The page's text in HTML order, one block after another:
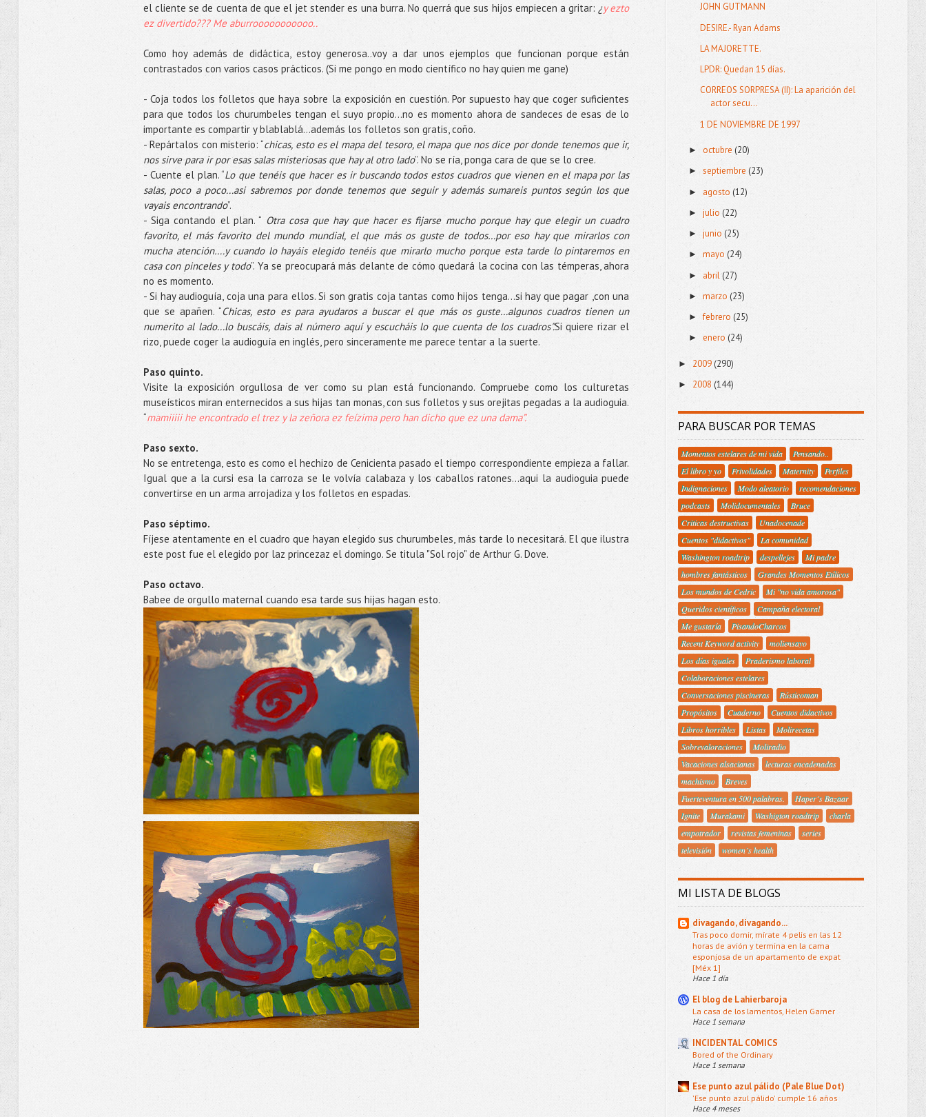
el cliente se de cuenta de que el jet stender es una burra. No querrá que sus hijos empiecen a gritar:¿y ezto
ez divertido??? Me aburrooooooooooo..
Como hoy además de didáctica, estoy generosa..voy a dar unos ejemplos que funcionan porque están
contrastados con varios casos prácticos. (Si me pongo en modo científico no hay quien me gane)
- Coja todos los folletos que haya sobre la exposición en cuestión. Por supuesto hay que coger suficientes
para que todos los churumbeles tengan el suyo propio…no es momento ahora de sandeces de esas de lo
importante es compartir y blablablá...además los folletos son gratis, coño.
- Repártalos con misterio: “chicas, esto es el mapa del tesoro, el mapa que nos dice por donde tenemos que ir,
nos sirve para ir por esas salas misteriosas que hay al otro lado”. No se ría, ponga cara de que se lo cree.
- Cuente el plan. “Lo que tenéis que hacer es ir buscando todos estos cuadros que vienen en el mapa por las
salas, poco a poco...asi sabremos por donde tenemos que seguir y además sumareis puntos según los que
vayais encontrando”.
- Siga contando el plan. “ Otra cosa que hay que hacer es fijarse mucho porque hay que elegir un cuadro
favorito, el más favorito del mundo mundial, el que más os guste de todos…por eso hay que mirarlos con
mucha atención….y cuando lo hayáis elegido tenéis que mirarlo mucho porque esta tarde lo pintaremos en
casa con pinceles y todo”. Ya se preocupará más delante de cómo quedará la cocina con las témperas, ahora
no es momento.
- Si hay audioguía, coja una para ellos. Si son gratis coja tantas como hijos tenga…si hay que pagar ,con una
que se apañen. “Chicas, esto es para ayudaros a buscar el que más os guste…algunos cuadros tienen un
numerito al lado...lo buscáis, dais al número aquí y escucháis lo que cuenta de los cuadros".Si quiere rizar el
rizo, puede coger la audioguía en inglés, pero sinceramente me parece tentar a la suerte.
Paso quinto.
Visite la exposición orgullosa de ver como su plan está funcionando. Compruebe como los culturetas
museísticos miran enternecidos a sus hijas tan monas, con sus folletos y sus orejitas pegadas a la audioguia.
“mamiiiii he encontrado el trez y la zeñora ez feízima pero han dicho que ez una dama”.
Paso sexto.
No se entretenga, esto es como el hechizo de Cenicienta pasado el tiempo correspondiente empieza a fallar.
Igual que a la cursi esa la carroza se le volvía calabaza y los caballos ratones...aqui la audioguia puede
convertirse en un arma arrojadiza y los folletos en espadas.
Paso séptimo.
Fíjese atentamente en el cuadro que hayan elegido sus churumbeles, más tarde lo necesitará. El que ilustra
este post fue el elegido por laz princezaz el domingo. Se titula "Sol rojo" de Arthur G. Dove.
Paso octavo.
Babee de orgullo maternal cuando esa tarde sus hijas hagan esto.
JOHN GUTMANN
DESIRE.- Ryan Adams
LA MAJORETTE.
LPDR: Quedan 15 días.
CORREOS SORPRESA (II): La aparición del
actor secu...
1 DE NOVIEMBRE DE 1997
►octubre (20)
►septiembre(23)
► agosto (12)
►julio (22)
►junio(25)
►mayo (24)
► abril(27)
►marzo(23)
►febrero(25)
► enero(24)
► 2009(290)
► 2008 (144)
PARA BUSCAR POR TEMAS
Momentos estelares de mi vida
Pensando..
El libro y yo
Frivolidades Maternity
Perfiles
Indignaciones
Modo aleatorio
recomendaciones
podcasts
Molidocumentales
Bruce
Criticas destructivas
Unadocenade
Cuentos "didactivos"
La comunidad
Washington roadtrip
despellejes
Mi padre
hombres fantásticos
Grandes Momentos Etílicos
Los mundos de Cedric
Mi "no vida amorosa"
Queridos científicos
Campaña electoral
Me gustaría
PisandoCharcos
Recent Keyword activity
moliensayo
Los días iguales
Praderismo laboral
Colaboraciones estelares
Conversaciones piscineras
Rústicoman
Propósitos
Cuaderno
Cuentos didactivos
Libros horribles
Listas
Molirecetas
Sobrevaloraciones
Moliradio
Vacaciones alsacianas
lecturas encadenadas
machismo
Breves
Fuerteventura en 500 palabras.
Haper´s Bazaar
Ignite
Murakami Washigton roadtrip
charla
empotrador
revistas femeninas
series
televisión
women´s health
MI LISTA DE BLOGS
divagando, divagando...
Tras poco domir, mírate 4 pelis en las 12
horas de avión y termina en la cama
esponjosa de un apartamento de expat
[Méx 1]
Hace 1 día
El blog de Lahierbaroja
La casa de los lamentos, Helen Garner
Hace 1 semana
INCIDENTAL COMICS
Bored of the Ordinary
Hace 1 semana
Ese punto azul pálido (Pale Blue Dot)
'Ese punto azul pálido' cumple 16 años
Hace 4 meses